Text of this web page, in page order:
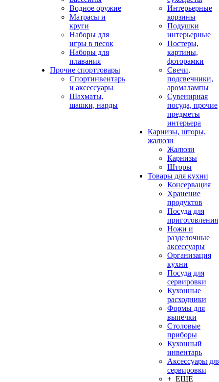
Водное оружие
Матрасы и
круги
Наборы для
игры в песок
Наборы для
плавания
Прочие спорттовары
Спортинвентарь
и аксессуары
Шахматы,
шашки, нарды
Интерьерные
корзины
Подушки
интерьерные
Постеры,
картины,
фоторамки
Свечи,
подсвечники,
аромалампы
Сувенирная
посуда, прочие
предметы
интерьера
Карнизы, шторы,
жалюзи
Жалюзи
Карнизы
Шторы
Товары для кухни
Консервация
Хранение
продуктов
Посуда для
приготовления
Ножи и
разделочные
аксессуары
Организация
кухни
Посуда для
сервировки
Кухонные
расходники
Формы для
выпечки
Столовые
приборы
Кухонный
инвентарь
Аксессуары
сервировки
+ ЕЩЕ